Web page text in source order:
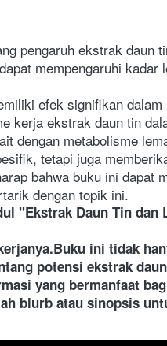
pengaruh ekstrak daun
mempengaruhi
efek signifikan
kerja ekstrak daun tin
dengan metabolisme
tetapi juga
bahwa buku ini dapat
dengan topik ini.
"Ekstrak Daun Tin dan
ini tidak
potensi ekstrak
yang bermanfaat
blurb atau sinopsis